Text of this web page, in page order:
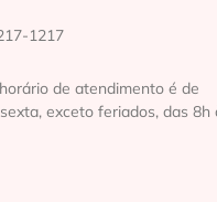
1217‬
de atendimento é de
exceto feriados, das 8h